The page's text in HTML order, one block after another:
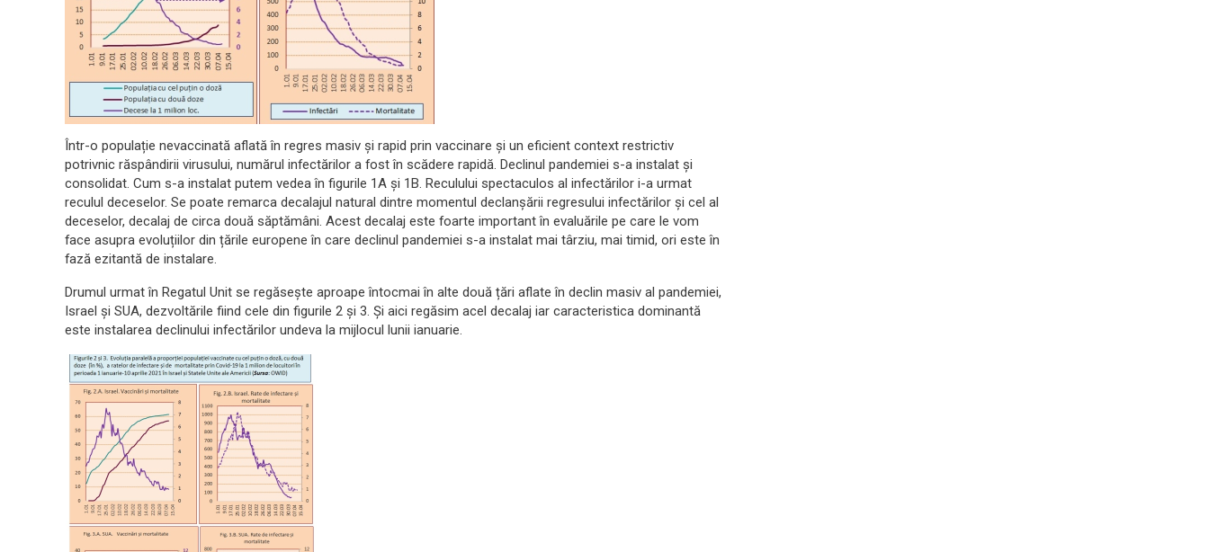
Într-o populație nevaccinată aflată în regres masiv și rapid prin vaccinare și un eficient context restrictiv
potrivnic răspândirii virusului, numărul infectărilor a fost în scădere rapidă. Declinul pandemiei s-a instalat și
consolidat. Cum s-a instalat putem vedea în figurile 1A și 1B. Reculului spectaculos al infectărilor i-a urmat
reculul deceselor. Se poate remarca decalajul natural dintre momentul declanșării regresului infectărilor și cel al
deceselor, decalaj de circa două săptămâni. Acest decalaj este foarte important în evaluările pe care le vom
face asupra evoluțiilor din țările europene în care declinul pandemiei s-a instalat mai târziu, mai timid, ori este în
fază ezitantă de instalare.
Drumul urmat în Regatul Unit se regăsește aproape întocmai în alte două țări aflate în declin masiv al pandemiei,
Israel și SUA, dezvoltările fiind cele din figurile 2 și 3. Și aici regăsim acel decalaj iar caracteristica dominantă
este instalarea declinului infectărilor undeva la mijlocul lunii ianuarie.